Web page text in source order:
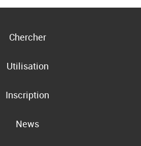
Chercher
Utilisation
Inscription
News